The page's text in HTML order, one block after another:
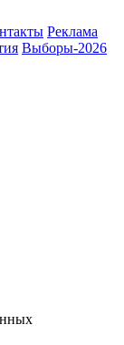
Реклама
Выборы-2026